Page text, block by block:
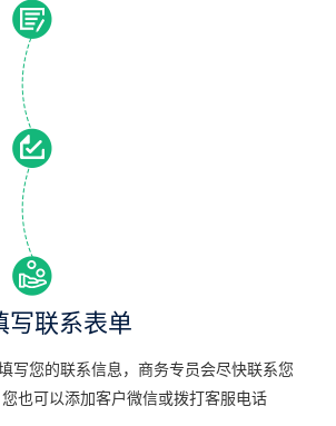
写联系表单
写您的联系信息，商务专员会尽快联系您
也可以添加客户微信或拨打客服电话